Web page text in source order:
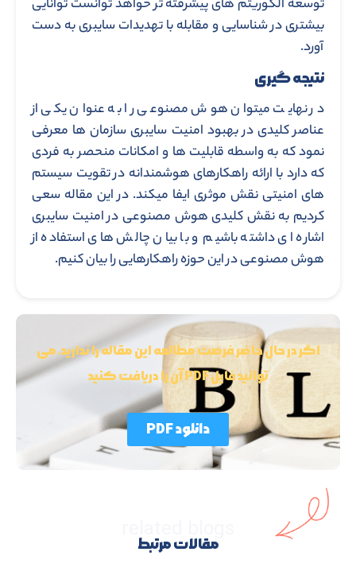
توسعه الگوریتم های پیشرفته تر خواهد توانست توانایی
بیشتری در شناسایی و مقابله با تهدیدات سایبری به دست
آورد.
نتیجه گیری
در نهایت میتوان هوش مصنوعی را به عنوان یکی از
عناصر کلیدی در بهبود امنیت سایبری سازمان ها معرفی
نمود که به واسطه قابلیت ها و امکانات منحصر به فردی
که دارد با ارائه راهکارهای هوشمندانه در تقویت سیستم
های امنیتی نقش موثری ایفا میکند. در این مقاله سعی
کردیم به نقش کلیدی هوش مصنوعی در امنیت سایبری
اشاره ای داشته باشیم و با بیان چالش های استفاده از
هوش مصنوعی در این حوزه راهکارهایی را بیان کنیم.
اگر در حال حاضر فرصت مطالعه این مقاله را ندارید، می
توانید فایل PDF آن را دریافت کنید
دانلود PDF
مقالات مرتبط